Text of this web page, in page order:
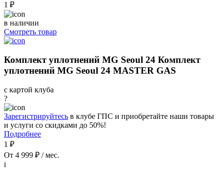
1 ₽
в наличии
Смотреть товар
Комплект уплотнений MG Seoul 24 Комплект
уплотнений MG Seoul 24 MASTER GAS
с картой клуба
?
Зарегистрируйтесь в клубе ГПС и приобретайте наши товары
и услуги со скидками до 50%!
Подробнее
1 ₽
От 4 999 ₽ / мес.
i